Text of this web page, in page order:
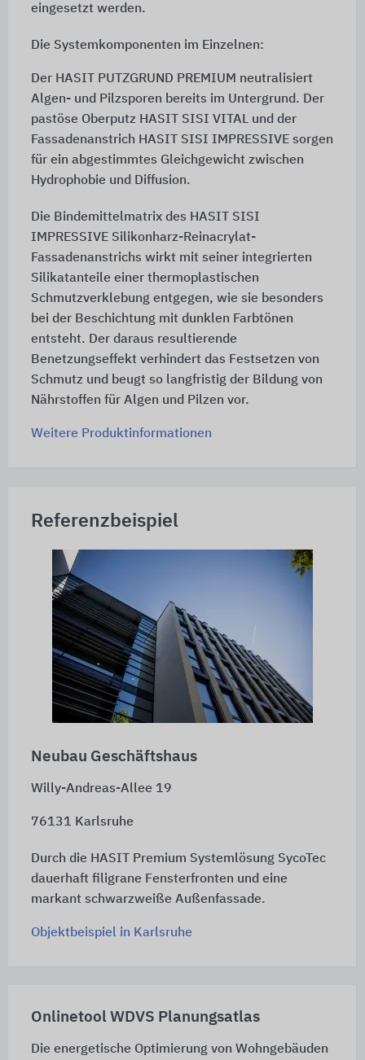
eingesetzt werden.
Die Systemkomponenten im Einzelnen:
Der HASIT PUTZGRUND PREMIUM neutralisiert
Algen- und Pilzsporen bereits im Untergrund. Der
pastöse Oberputz HASIT SISI VITAL und der
Fassadenanstrich HASIT SISI IMPRESSIVE sorgen
für ein abgestimmtes Gleichgewicht zwischen
Hydrophobie und Diffusion.
Die Bindemittelmatrix des HASIT SISI
IMPRESSIVE Silikonharz-Reinacrylat-
Fassadenanstrichs wirkt mit seiner integrierten
Silikatanteile einer thermoplastischen
Schmutzverklebung entgegen, wie sie besonders
bei der Beschichtung mit dunklen Farbtönen
entsteht. Der daraus resultierende
Benetzungseffekt verhindert das Festsetzen von
Schmutz und beugt so langfristig der Bildung von
Nährstoffen für Algen und Pilzen vor.
Weitere Produktinformationen
Referenzbeispiel
Neubau Geschäftshaus
Willy-Andreas-Allee 19
76131 Karlsruhe
Durch die HASIT Premium Systemlösung SycoTec
dauerhaft filigrane Fensterfronten und eine
markant schwarzweiße Außenfassade.
Objektbeispiel in Karlsruhe
Onlinetool WDVS Planungsatlas
Die energetische Optimierung von Wohngebäuden